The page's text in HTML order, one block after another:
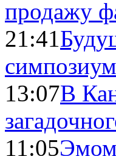
продажу
21:41
13:07В
11:05